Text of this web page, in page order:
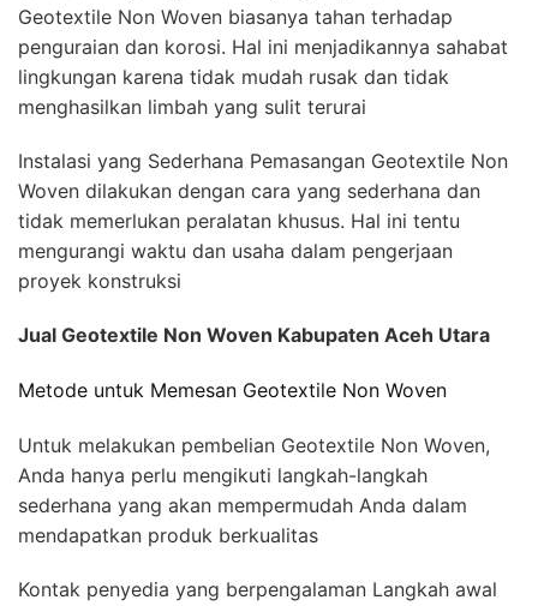
Geotextile Non Woven biasanya tahan terhadap
penguraian dan korosi. Hal ini menjadikannya sahabat
lingkungan karena tidak mudah rusak dan tidak
menghasilkan limbah yang sulit terurai
Instalasi yang Sederhana Pemasangan Geotextile Non
Woven dilakukan dengan cara yang sederhana dan
tidak memerlukan peralatan khusus. Hal ini tentu
mengurangi waktu dan usaha dalam pengerjaan
proyek konstruksi
Jual Geotextile Non Woven Kabupaten Aceh Utara
Metode untuk Memesan Geotextile Non Woven
Untuk melakukan pembelian Geotextile Non Woven,
Anda hanya perlu mengikuti langkah-langkah
sederhana yang akan mempermudah Anda dalam
mendapatkan produk berkualitas
Kontak penyedia yang berpengalaman Langkah awal